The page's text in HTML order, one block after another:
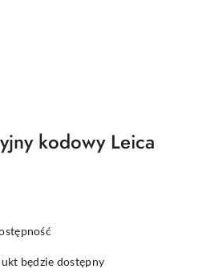
kodowy Leica
będzie dostępny